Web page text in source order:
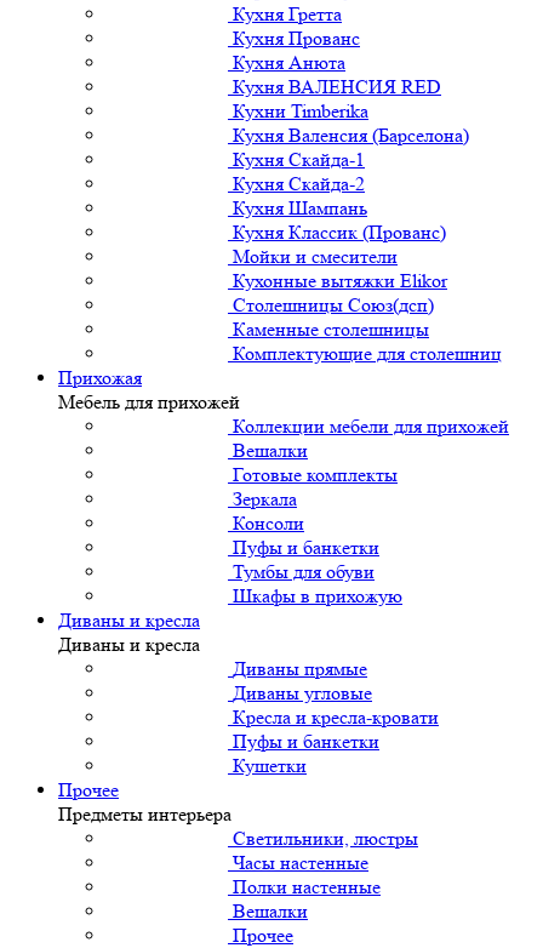
Кухня Гретта
Кухня Прованс
Кухня Анюта
Кухня ВАЛЕНСИЯ RED
Кухни Timberika
Кухня Валенсия (Барселона)
Кухня Скайда-1
Кухня Скайда-2
Кухня Шампань
Кухня Классик (Прованс)
Мойки и смесители
Кухонные вытяжки Elikor
Столешницы Союз(дсп)
Каменные столешницы
Комплектующие для столешниц
Прихожая
Мебель для прихожей
Коллекции мебели для прихожей
Вешалки
Готовые комплекты
Зеркала
Консоли
Пуфы и банкетки
Тумбы для обуви
Шкафы в прихожую
Диваны и кресла
Диваны и кресла
Диваны прямые
Диваны угловые
Кресла и кресла-кровати
Пуфы и банкетки
Кушетки
Прочее
Предметы интерьера
Светильники, люстры
Часы настенные
Полки настенные
Вешалки
Прочее